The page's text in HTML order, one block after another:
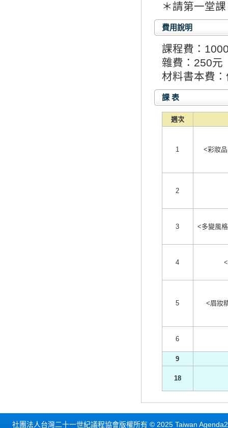
＊請第一堂
費用說明
課程費：
雜費：250元
材料書本費
課 表
週次
1 <彩妝
2
3 <多變風
4
5 <眉妝
6
9
18
社團法人台灣二十一世紀議程協會版權所有 © 2025 Taiwan